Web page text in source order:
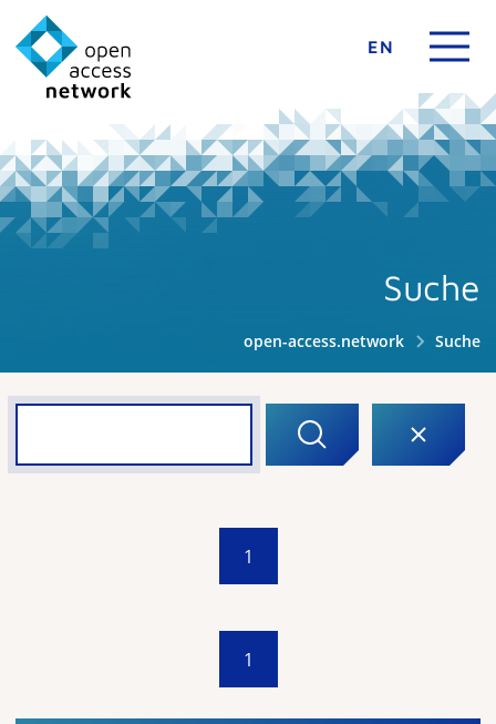
EN
Suche
open-access.network Suche
1
1